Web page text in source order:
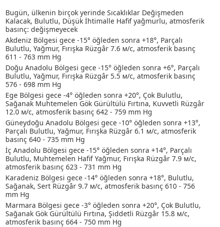
Bugün, ülkenin birçok yerinde Sıcaklıklar Değişmeden
Kalacak, Bulutlu, Düşük İhtimalle Hafif yağmurlu, atmosferik
basınç: değişmeyecek
Akdeniz Bölgesi gece -15° öğleden sonra +18°, Parçalı
Bulutlu, Yağmur, Fırışka Rüzgâr 7.6 м/с, atmosferik basınç
611 - 763 mm Hg
Doğu Anadolu Bölgesi gece -15° öğleden sonra +6°, Parçalı
Bulutlu, Yağmur, Fırışka Rüzgâr 5.5 м/с, atmosferik basınç
576 - 698 mm Hg
Ege Bölgesi gece -4° öğleden sonra +20°, Çok Bulutlu,
Sağanak Muhtemelen Gök Gürültülü Fırtına, Kuvvetli Rüzgâr
12.0 м/с, atmosferik basınç 642 - 759 mm Hg
Güneydoğu Anadolu Bölgesi gece -10° öğleden sonra +13°,
Parçalı Bulutlu, Yağmur, Fırışka Rüzgâr 6.1 м/с, atmosferik
basınç 640 - 735 mm Hg
İç Anadolu Bölgesi gece -15° öğleden sonra +14°, Parçalı
Bulutlu, Muhtemelen Hafif Yağmur, Fırışka Rüzgâr 7.9 м/с,
atmosferik basınç 623 - 731 mm Hg
Karadeniz Bölgesi gece -14° öğleden sonra +18°, Bulutlu,
Sağanak, Sert Rüzgâr 9.7 м/с, atmosferik basınç 610 - 756
mm Hg
Marmara Bölgesi gece -3° öğleden sonra +20°, Çok Bulutlu,
Sağanak Gök Gürültülü Fırtına, Şiddetli Rüzgâr 15.8 м/с,
atmosferik basınç 664 - 750 mm Hg